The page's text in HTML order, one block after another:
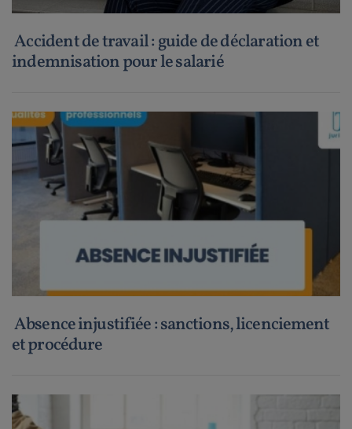
Accident de travail : guide de déclaration et
indemnisation pour le salarié
Absence injustifiée : sanctions, licenciement
et procédure